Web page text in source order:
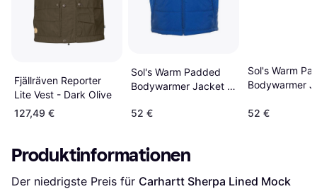
Fjällräven Reporter
Lite Vest - Dark Olive
127,49 €
Sol's Warm Padded
Bodywarmer Jacket -
52 €
Sol's Warm
Bodywarmer
52 €
Produktinformationen
Der niedrigste Preis für Carhartt Sherpa Lined Mock